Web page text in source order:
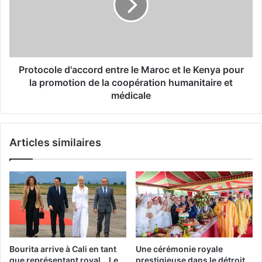
pour
promotion
coopération
et
Protocole d'accord entre le Maroc et le Kenya pour
la promotion de la coopération humanitaire et
médicale
Articles similaires
Bourita arrive à Cali en tant
que représentant royal… Le
Une cérémonie royale
prestigieuse dans le détroit…